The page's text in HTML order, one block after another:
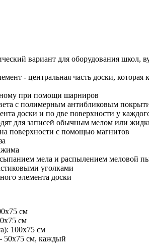
вариант для оборудования
- центральная часть доски,
при помощи шарниров
с полимерным антибликовым
доски и по две поверхности у
для записей обычным мелом или
поверхности с помощью магнитов
мела и распылением меловой
уголками
элемента доски
см
см
100х75 см
50х75 см, каждый